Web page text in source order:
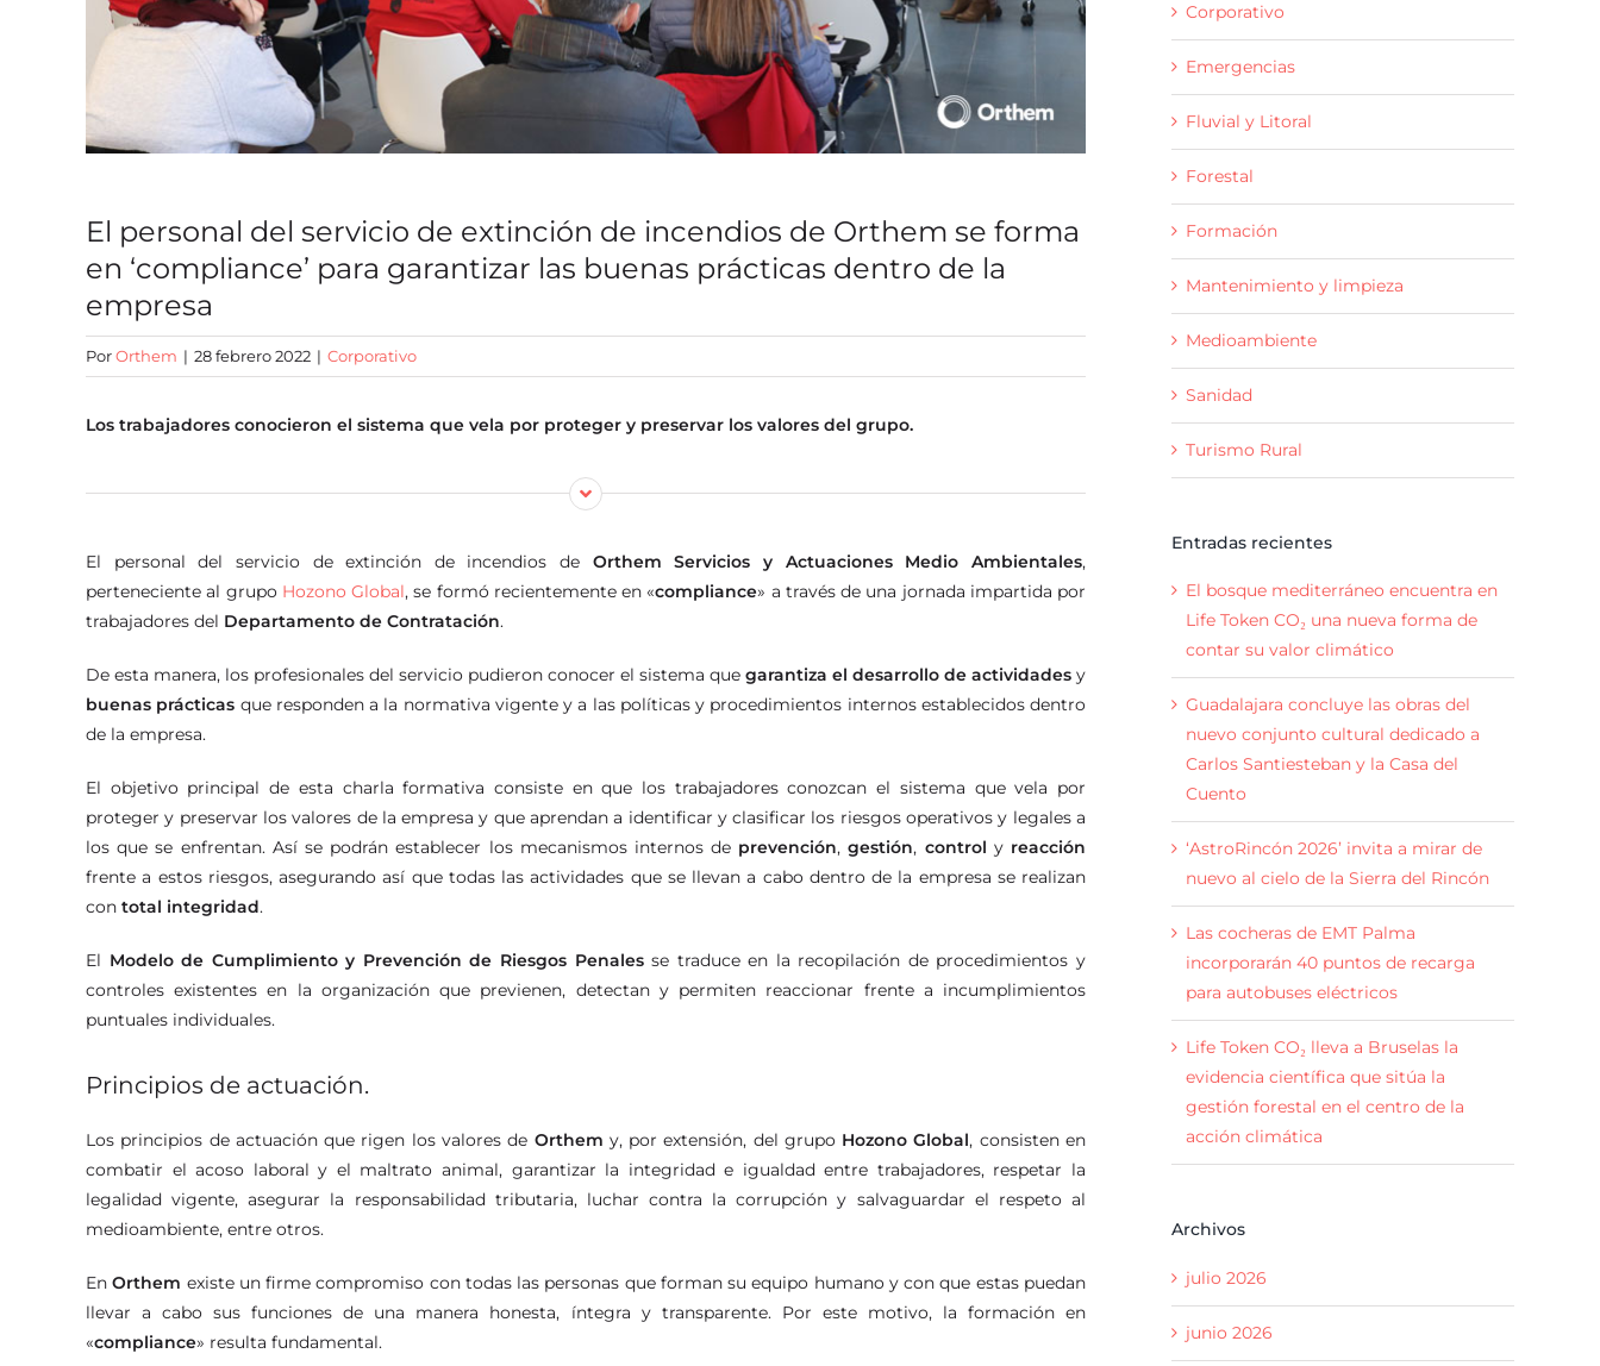
El personal del servicio de extinción de incendios de Orthem se forma
en ‘compliance’ para garantizar las buenas prácticas dentro de la
empresa
PorOrthem | 28 febrero 2022 | Corporativo
Los trabajadores conocieron el sistema que vela por proteger y preservar los valores del grupo.
El personal del servicio de extinción de incendios de Orthem Servicios y Actuaciones Medio Ambientales,
perteneciente al grupo Hozono Global, se formó recientemente en «compliance» a través de una jornada impartida por
trabajadores del Departamento de Contratación.
De esta manera, los profesionales del servicio pudieron conocer el sistema que garantiza el desarrollo de actividades y
buenas prácticas que responden a la normativa vigente y a las políticas y procedimientos internos establecidos dentro
de la empresa.
El objetivo principal de esta charla formativa consiste en que los trabajadores conozcan el sistema que vela por
proteger y preservar los valores de la empresa y que aprendan a identificar y clasificar los riesgos operativos y legales a
los que se enfrentan. Así se podrán establecer los mecanismos internos de prevención,gestión, control y reacción
frente a estos riesgos, asegurando así que todas las actividades que se llevan a cabo dentro de la empresa se realizan
con total integridad.
El Modelo de Cumplimiento y Prevención de Riesgos Penalesse traduce en la recopilación de procedimientos y
controles existentes en la organización que previenen, detectan y permiten reaccionar frente a incumplimientos
puntuales individuales.
Principios de actuación.
Los principios de actuación que rigen los valores de Orthem y, por extensión, del grupo Hozono Global, consisten en
combatir el acoso laboral y el maltrato animal, garantizar la integridad e igualdad entre trabajadores, respetar la
legalidad vigente, asegurar la responsabilidad tributaria, luchar contra la corrupción y salvaguardar el respeto al
medioambiente, entre otros.
EnOrthem existe un firme compromiso con todas las personas que forman su equipo humano y con que estas puedan
llevar a cabo sus funciones de una manera honesta, íntegra y transparente. Por este motivo, la formación en
«compliance» resulta fundamental.
Corporativo
Emergencias
Fluvial y Litoral
Forestal
Formación
Mantenimiento y limpieza
Medioambiente
Sanidad
Turismo Rural
Entradas recientes
El bosque mediterráneo encuentra en
Life Token CO₂ una nueva forma de
contar su valor climático
Guadalajara concluye las obras del
nuevo conjunto cultural dedicado a
Carlos Santiesteban y la Casa del
Cuento
‘AstroRincón 2026’ invita a mirar de
nuevo al cielo de la Sierra del Rincón
Las cocheras de EMT Palma
incorporarán 40 puntos de recarga
para autobuses eléctricos
Life Token CO₂ lleva a Bruselas la
evidencia científica que sitúa la
gestión forestal en el centro de la
acción climática
Archivos
julio 2026
junio 2026